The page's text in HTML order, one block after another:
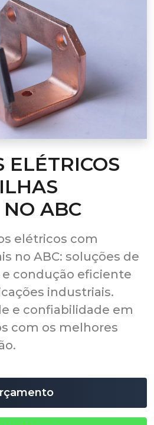
ELÉTRICOS
NO ABC
elétricos com
no ABC: soluções de
condução eficiente
industriais.
e confiabilidade em
com os melhores